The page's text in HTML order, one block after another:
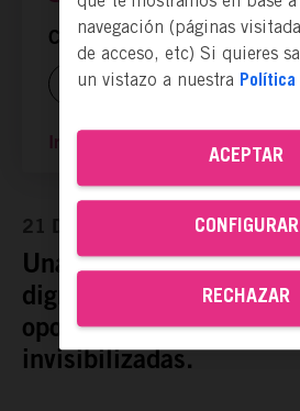
Compartir ya es actuar:
Ir a la página web
21 Dic, 2020
Una asociación para
dignidad y ofrecer
oportunidades a
invisibilizadas.
navegación (páginas
de acceso, etc) Si quieres
un vistazo a nuestra Política
RECHAZAR
ACEPTAR
CONFIGURAR